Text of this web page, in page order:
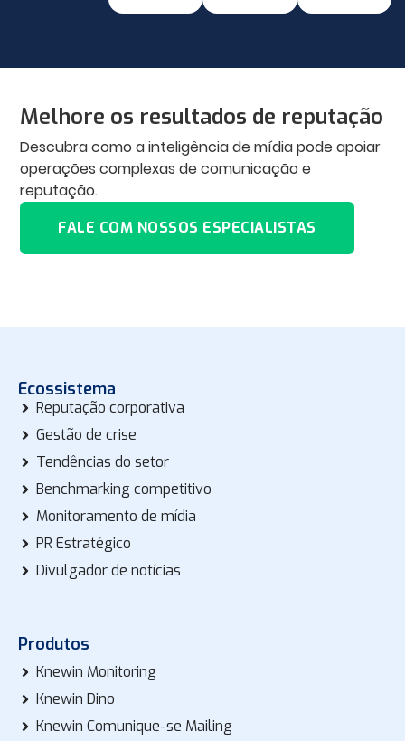
Melhore os resultados de reputação
Descubra como a inteligência de mídia pode apoiar
operações complexas de comunicação e
reputação.
FALE COM NOSSOS ESPECIALISTAS
Ecossistema
Reputação corporativa
Gestão de crise
Tendências do setor
Benchmarking competitivo
Monitoramento de mídia
PR Estratégico
Divulgador de notícias
Produtos
Knewin Monitoring
Knewin Dino
Knewin Comunique-se Mailing